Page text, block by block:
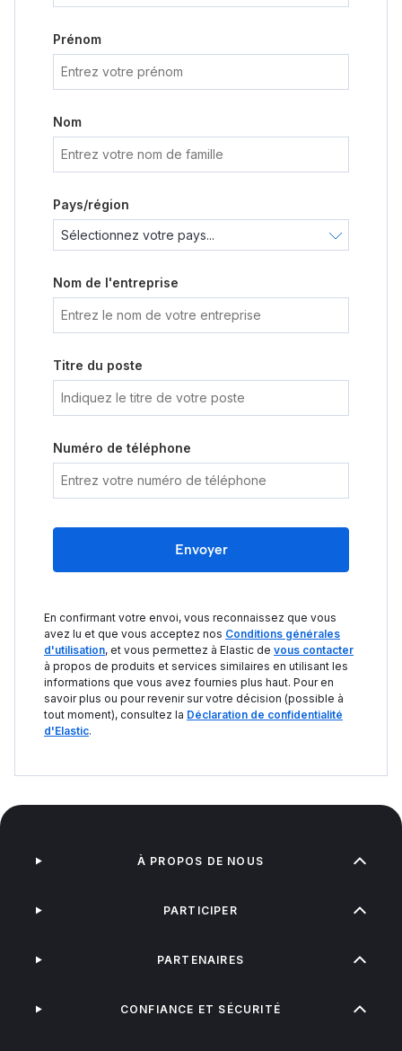
Prénom
Nom
Pays/région
Nom de l'entreprise
Titre du poste
Numéro de téléphone
Envoyer
En confirmant votre envoi, vous reconnaissez que vous
avez lu et que vous acceptez nos Conditions générales
d'utilisation, et vous permettez à Elastic de vous contacter
à propos de produits et services similaires en utilisant les
informations que vous avez fournies plus haut. Pour en
savoir plus ou pour revenir sur votre décision (possible à
tout moment), consultez la Déclaration de confidentialité
d'Elastic.
À PROPOS DE NOUS
PARTICIPER
PARTENAIRES
CONFIANCE ET SÉCURITÉ